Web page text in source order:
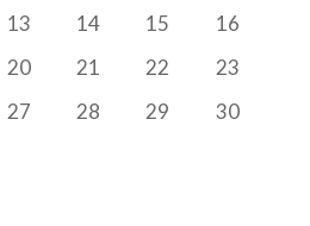
13 14 15
16
20 21 22
23
27 28 29
30